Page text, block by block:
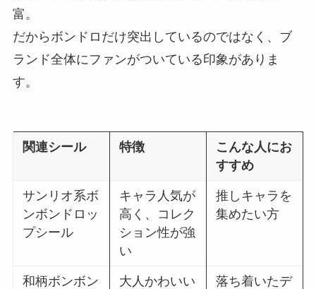
富。
だからボンドロだけ突出しているのではなく、ブ
ランド全体にファンがついている印象がありま
す。
関連シール 特徴
こんな人にお
すすめ
サンリオ系ボ
ンボンドロッ
プシール
キャラ人気が
高く、コレク
ション性が強
い
推しキャラを
集めたい方
和柄ボンボン
大人かわいい
落ち着いたデ